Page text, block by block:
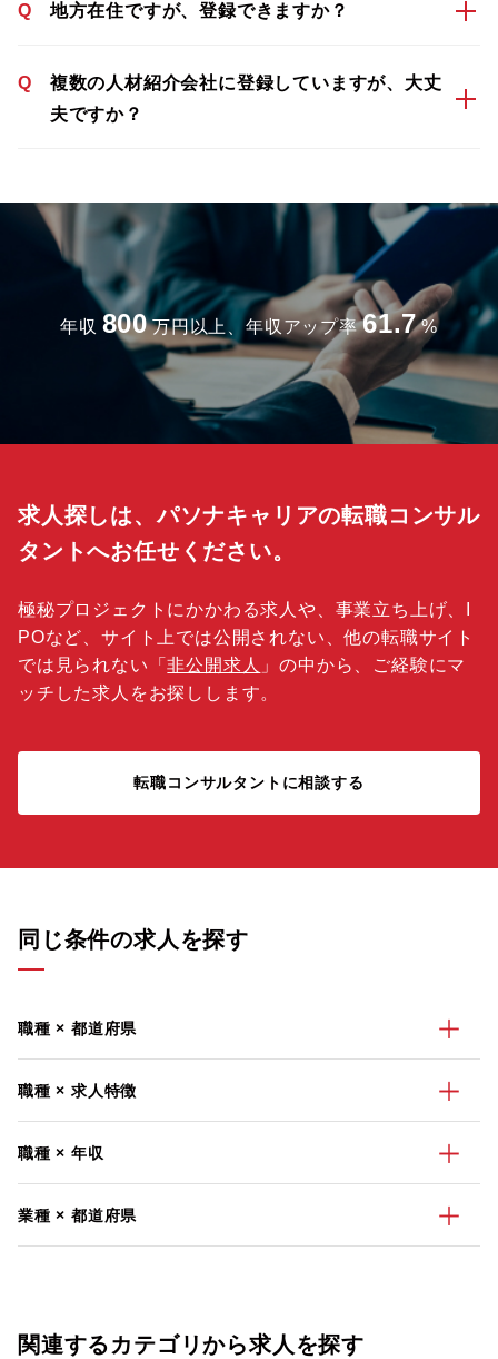
Q 地方在住ですが、登録できますか？
Q
複数の人材紹介会社に登録していますが、大丈
夫ですか？
年収 800 万円以上、年収アップ率 61.7 %
求人探しは、パソナキャリアの転職コンサル
タントへお任せください。
極秘プロジェクトにかかわる求人や、事業立ち上げ、I
POなど、サイト上では公開されない、他の転職サイト
では見られない「非公開求人 」の中から、ご経験にマ
ッチした求人をお探しします。
転職コンサルタントに相談する
同じ条件の求人を探す
職種 × 都道府県
職種 × 求人特徴
職種 × 年収
業種 × 都道府県
関連するカテゴリから求人を探す